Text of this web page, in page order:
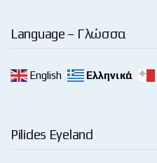
Language – Γλώσσα
English Ελληνικά
Pilides Eyeland